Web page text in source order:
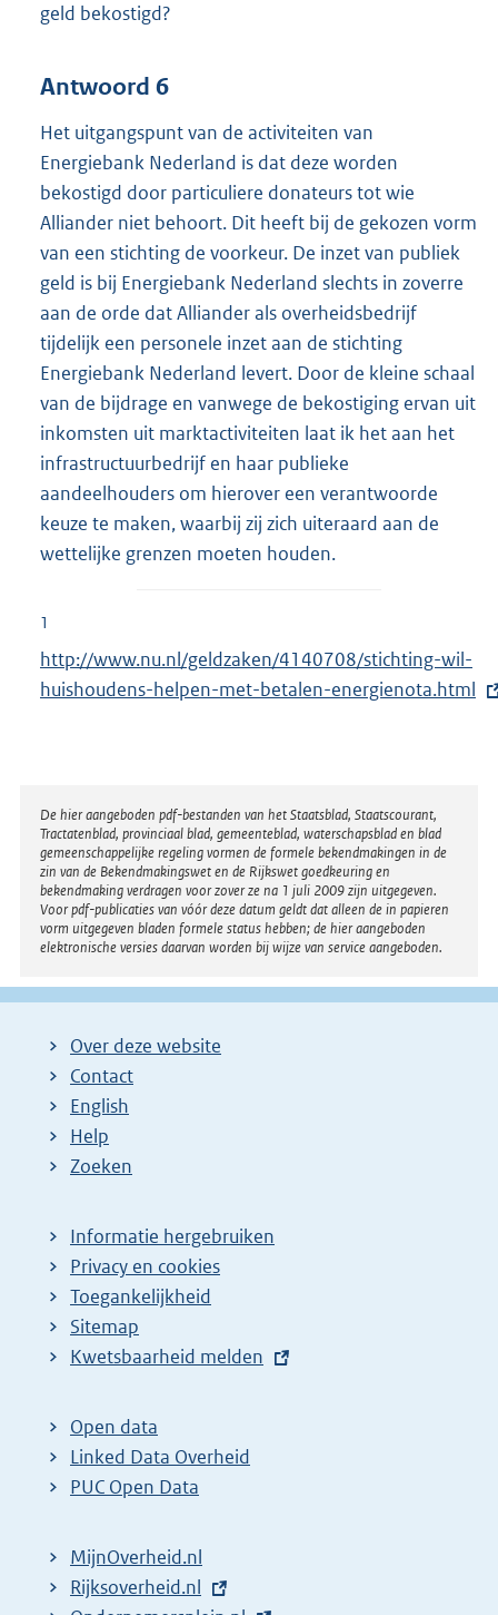
geld bekostigd?
Antwoord 6
Het uitgangspunt van de activiteiten van
Energiebank Nederland is dat deze worden
bekostigd door particuliere donateurs tot wie
Alliander niet behoort. Dit heeft bij de gekozen vorm
van een stichting de voorkeur. De inzet van publiek
geld is bij Energiebank Nederland slechts in zoverre
aan de orde dat Alliander als overheidsbedrijf
tijdelijk een personele inzet aan de stichting
Energiebank Nederland levert. Door de kleine schaal
van de bijdrage en vanwege de bekostiging ervan uit
inkomsten uit marktactiviteiten laat ik het aan het
infrastructuurbedrijf en haar publieke
aandeelhouders om hierover een verantwoorde
keuze te maken, waarbij zij zich uiteraard aan de
wettelijke grenzen moeten houden.
1
E
x
n
e
l
i
n
k
:
http://www.nu.nl/geldzaken/4140708/stichting-wil-
huishoudens-helpen-met-betalen-energienota.html
Disclaimer
De hier aangeboden pdf-bestanden van het Staatsblad, Staatscourant,
Tractatenblad, provinciaal blad, gemeenteblad, waterschapsblad en blad
gemeenschappelijke regeling vormen de formele bekendmakingen in de
zin van de Bekendmakingswet en de Rijkswet goedkeuring en
bekendmaking verdragen voor zover ze na 1 juli 2009 zijn uitgegeven.
Voor pdf-publicaties van vóór deze datum geldt dat alleen de in papieren
vorm uitgegeven bladen formele status hebben; de hier aangeboden
elektronische versies daarvan worden bij wijze van service aangeboden.
Over deze website
Contact
English
Help
Zoeken
Informatie hergebruiken
Privacy en cookies
Toegankelijkheid
Sitemap
E
t
e
r
l
i
Kwetsbaarheid melden
Open data
Linked Data Overheid
PUC Open Data
MijnOverheid.nl
E
Rijksoverheid.nl